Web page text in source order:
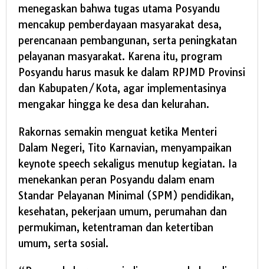
menegaskan bahwa tugas utama Posyandu
mencakup pemberdayaan masyarakat desa,
perencanaan pembangunan, serta peningkatan
pelayanan masyarakat. Karena itu, program
Posyandu harus masuk ke dalam RPJMD Provinsi
dan Kabupaten/Kota, agar implementasinya
mengakar hingga ke desa dan kelurahan.
Rakornas semakin menguat ketika Menteri
Dalam Negeri, Tito Karnavian, menyampaikan
keynote speech sekaligus menutup kegiatan. Ia
menekankan peran Posyandu dalam enam
Standar Pelayanan Minimal (SPM) pendidikan,
kesehatan, pekerjaan umum, perumahan dan
permukiman, ketentraman dan ketertiban
umum, serta sosial.